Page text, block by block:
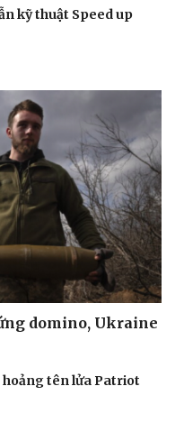
kỹ thuật Speed up
domino, Ukraine
hoảng tên lửa Patriot